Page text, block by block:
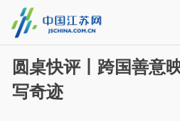
圆桌快评丨跨国善意
写奇迹